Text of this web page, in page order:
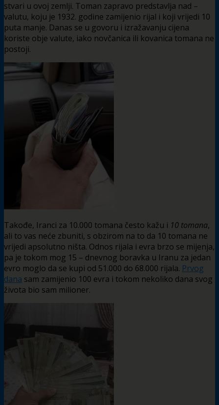
stvari u ovoj zemlji. Toman zapravo predstavlja nad –
valutu, koju je 1932. godine zamijenio rijal i koji vrijedi 10
puta manje. Danas se u govoru i izražavanju cijena
koriste obje valute, iako novčanica ili kovanica tomana ne
postoji.
Takođe, Iranci za 10.000 tomana često kažu i 10 tomana,
ali to vas neće zbuniti, s obzirom na to da 10 tomana ne
vrijedi apsolutno ništa. Odnos rijala i evra brzo se mijenja,
pa je tokom mog 15 – dnevnog boravka u Iranu za jedan
evro moglo da se kupi od 51.000 do 68.000 rijala. Prvog
dana sam zamijenio 100 evra i tokom nekoliko dana svog
života bio sam milioner.